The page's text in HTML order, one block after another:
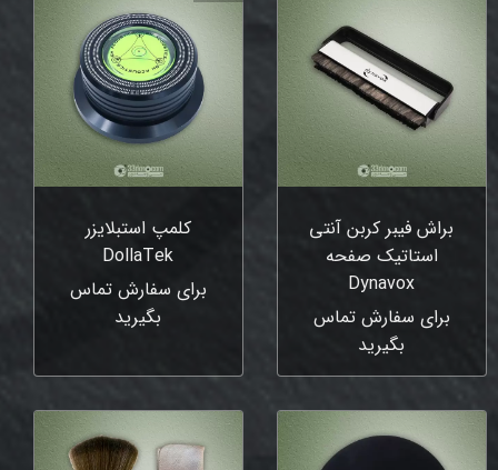
براش فیبر کربن آنتی
استاتیک صفحه
Dynavox
برای سفارش تماس
بگیرید
کلمپ استبلایزر
DollaTek
برای سفارش تماس
بگیرید